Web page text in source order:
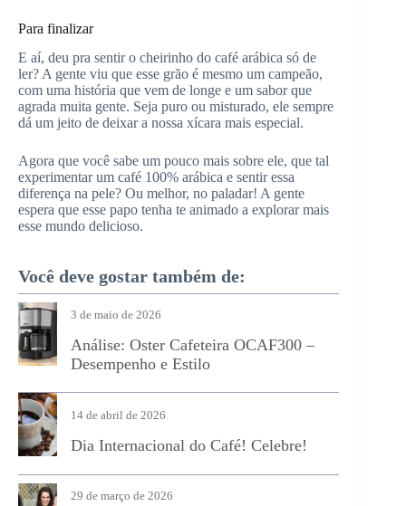
Para finalizar
E aí, deu pra sentir o cheirinho do café arábica só de
ler? A gente viu que esse grão é mesmo um campeão,
com uma história que vem de longe e um sabor que
agrada muita gente. Seja puro ou misturado, ele sempre
dá um jeito de deixar a nossa xícara mais especial.
Agora que você sabe um pouco mais sobre ele, que tal
experimentar um café 100% arábica e sentir essa
diferença na pele? Ou melhor, no paladar! A gente
espera que esse papo tenha te animado a explorar mais
esse mundo delicioso.
Você deve gostar também de:
Análise: Oster Cafeteira OCAF300 –
Desempenho e Estilo
3 de maio de 2026
Dia Internacional do Café! Celebre!
14 de abril de 2026
29 de março de 2026